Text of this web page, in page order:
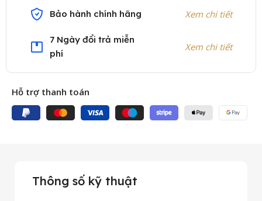
Bảo hành chính hãng Xem chi tiết
7 Ngày đổi trả miễn
phí
Xem chi tiết
Hỗ trợ thanh toán
Thông số kỹ thuật